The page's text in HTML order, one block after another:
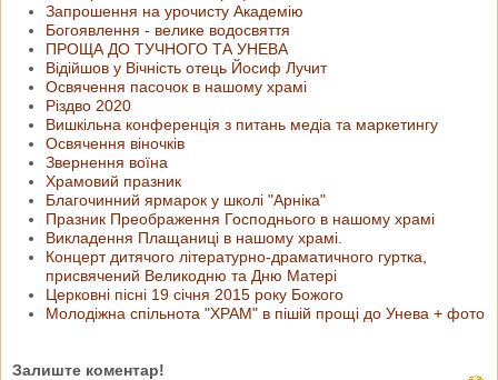
Запрошення на урочисту Академію
Богоявлення - велике водосвяття
ПРОЩА ДО ТУЧНОГО ТА УНЕВА
Відійшов у Вічність отець Йосиф Лучит
Освячення пасочок в нашому храмі
Різдво 2020
Вишкільна конференція з питань медіа та маркетингу
Освячення віночків
Звернення воїна
Храмовий празник
Благочинний ярмарок у школі "Арніка"
Празник Преображення Господнього в нашому храмі
Викладення Плащаниці в нашому храмі.
Концерт дитячого літературно-драматичного гуртка,
присвячений Великодню та Дню Матері
Церковні пісні 19 січня 2015 року Божого
Молодіжна спільнота "ХРАМ" в пішій прощі до Унева + фото
Залиште коментар!